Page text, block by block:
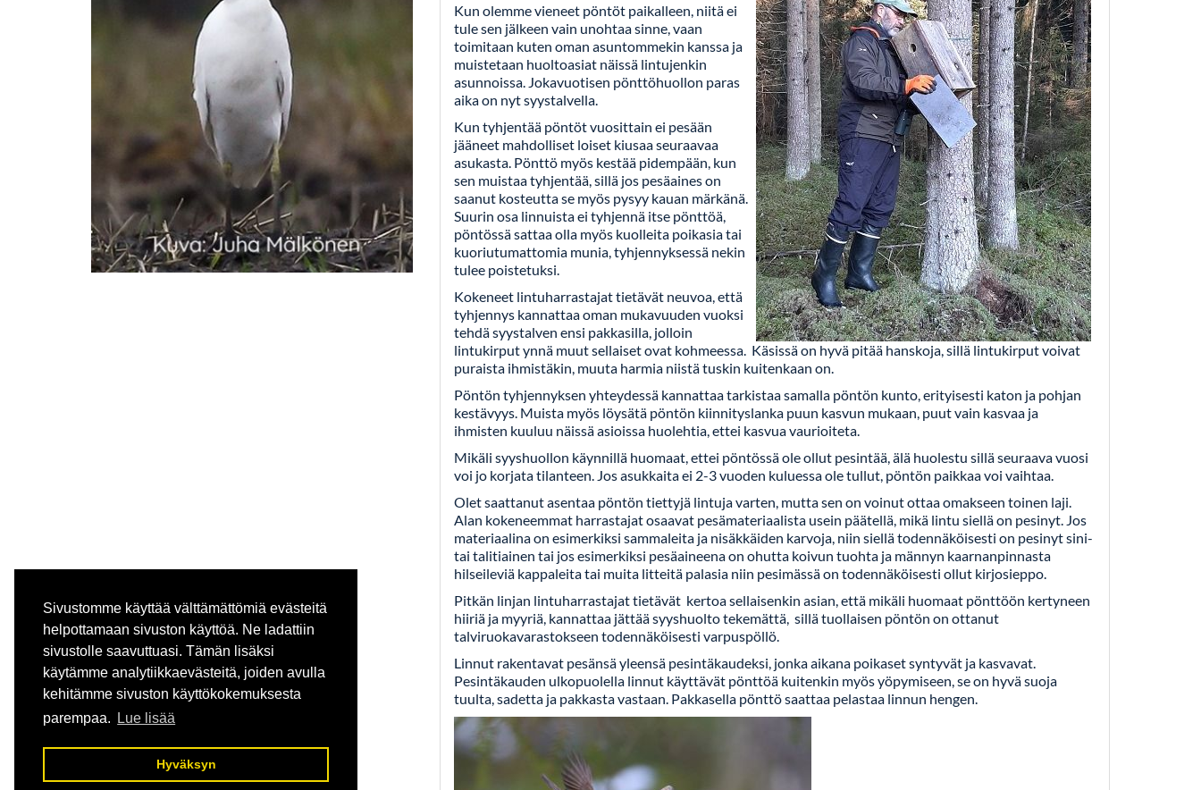
Sivustomme käyttää välttämättömiä evästeitä
helpottamaan sivuston käyttöä. Ne ladattiin
sivustolle saavuttuasi. Tämän lisäksi
käytämme analytiikkaevästeitä, joiden avulla
kehitämme sivuston käyttökokemuksesta
parempaa.
Lue lisää
Hyväksyn
Kun olemme vieneet pöntöt paikalleen, niitä ei
tule sen jälkeen vain unohtaa sinne, vaan
toimitaan kuten oman asuntommekin kanssa ja
muistetaan huoltoasiat näissä lintujenkin
asunnoissa. Jokavuotisen pönttöhuollon paras
aika on nyt syystalvella.
Kun tyhjentää pöntöt vuosittain ei pesään
jääneet mahdolliset loiset kiusaa seuraavaa
asukasta. Pönttö myös kestää pidempään, kun
sen muistaa tyhjentää, sillä jos pesäaines on
saanut kosteutta se myös pysyy kauan märkänä.
Suurin osa linnuista ei tyhjennä itse pönttöä,
pöntössä sattaa olla myös kuolleita poikasia tai
kuoriutumattomia munia, tyhjennyksessä nekin
tulee poistetuksi.
Kokeneet lintuharrastajat tietävät neuvoa, että
tyhjennys kannattaa oman mukavuuden vuoksi
tehdä syystalven ensi pakkasilla, jolloin
lintukirput ynnä muut sellaiset ovat kohmeessa. Käsissä on hyvä pitää hanskoja, sillä lintukirput voivat
puraista ihmistäkin, muuta harmia niistä tuskin kuitenkaan on.
Pöntön tyhjennyksen yhteydessä kannattaa tarkistaa samalla pöntön kunto, erityisesti katon ja pohjan
kestävyys. Muista myös löysätä pöntön kiinnityslanka puun kasvun mukaan, puut vain kasvaa ja
ihmisten kuuluu näissä asioissa huolehtia, ettei kasvua vaurioiteta.
Mikäli syyshuollon käynnillä huomaat, ettei pöntössä ole ollut pesintää, älä huolestu sillä seuraava vuosi
voi jo korjata tilanteen. Jos asukkaita ei 2-3 vuoden kuluessa ole tullut, pöntön paikkaa voi vaihtaa.
Olet saattanut asentaa pöntön tiettyjä lintuja varten, mutta sen on voinut ottaa omakseen toinen laji.
Alan kokeneemmat harrastajat osaavat pesämateriaalista usein päätellä, mikä lintu siellä on pesinyt. Jos
materiaalina on esimerkiksi sammaleita ja nisäkkäiden karvoja, niin siellä todennäköisesti on pesinyt sini-
tai talitiainen tai jos esimerkiksi pesäaineena on ohutta koivun tuohta ja männyn kaarnanpinnasta
hilseileviä kappaleita tai muita litteitä palasia niin pesimässä on todennäköisesti ollut kirjosieppo.
Pitkän linjan lintuharrastajat tietävät kertoa sellaisenkin asian, että mikäli huomaat pönttöön kertyneen
hiiriä ja myyriä, kannattaa jättää syyshuolto tekemättä, sillä tuollaisen pöntön on ottanut
talviruokavarastokseen todennäköisesti varpuspöllö.
Linnut rakentavat pesänsä yleensä pesintäkaudeksi, jonka aikana poikaset syntyvät ja kasvavat.
Pesintäkauden ulkopuolella linnut käyttävät pönttöä kuitenkin myös yöpymiseen, se on hyvä suoja
tuulta, sadetta ja pakkasta vastaan. Pakkasella pönttö saattaa pelastaa linnun hengen.